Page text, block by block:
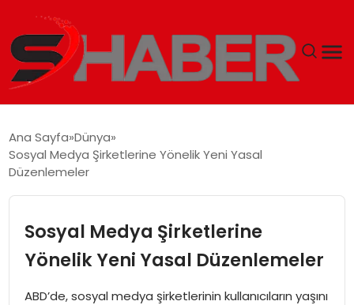
MAGAZIN
EKONOMI
Ana Sayfa Dünya
Sosyal Medya Şirketlerine Yönelik Yeni Yasal
Düzenlemeler
Sosyal Medya Şirketlerine
Yönelik Yeni Yasal Düzenlemeler
ABD’de, sosyal medya şirketlerinin kullanıcıların yaşını